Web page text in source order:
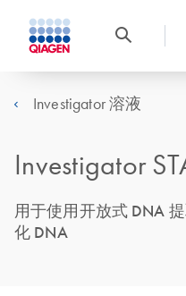
Investigator 溶液
Investigator
用于使用开放式 DNA
化 DNA